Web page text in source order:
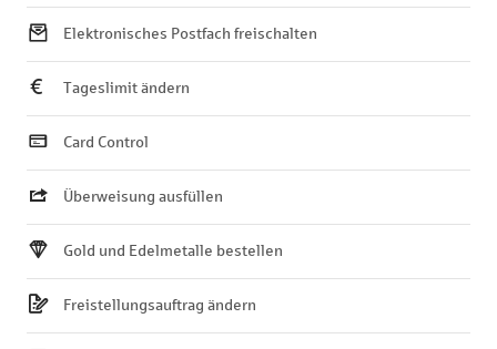
Elektronisches Postfach freischalten
Tageslimit ändern
Card Control
Überweisung ausfüllen
Gold und Edelmetalle bestellen
Freistellungsauftrag ändern